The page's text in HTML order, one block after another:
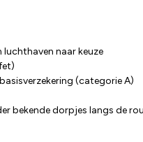
luchthaven naar keuze
(categorie A)
bekende dorpjes langs de